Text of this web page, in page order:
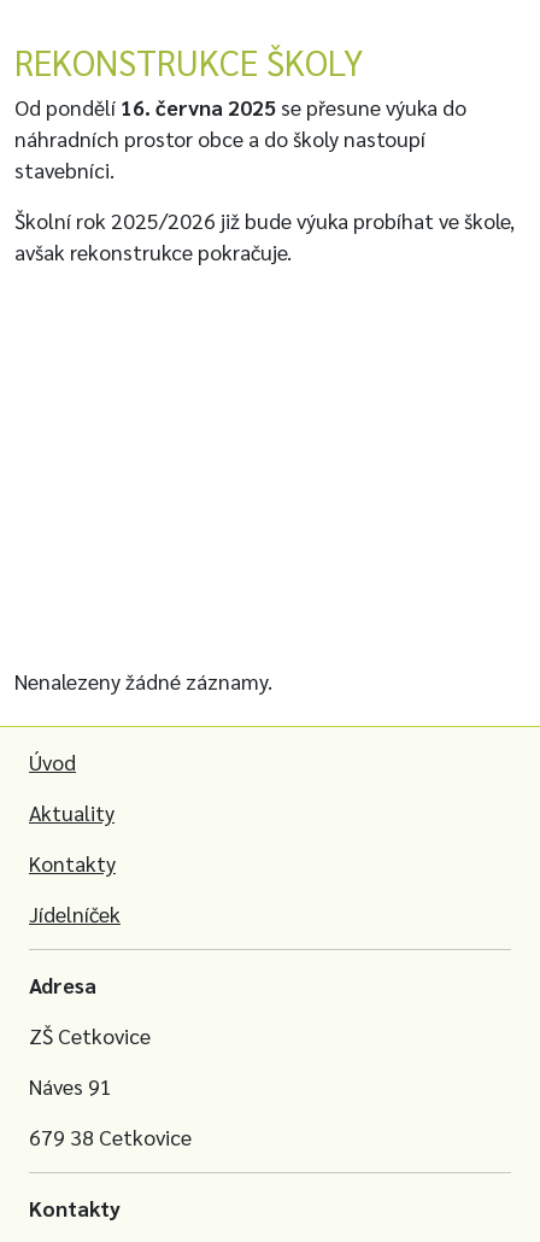
REKONSTRUKCE ŠKOLY
Od pondělí 16. června 2025 se přesune výuka do
náhradních prostor obce a do školy nastoupí
stavebníci.
Školní rok 2025/2026 již bude výuka probíhat ve škole,
avšak rekonstrukce pokračuje.
Nenalezeny žádné záznamy.
Úvod
Aktuality
Kontakty
Jídelníček
Adresa
ZŠ Cetkovice
Náves 91
679 38 Cetkovice
Kontakty